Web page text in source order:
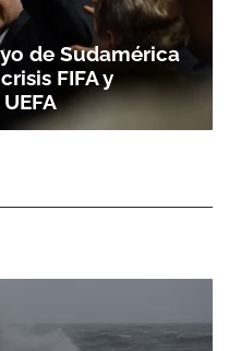
de Sudamérica
FIFA y